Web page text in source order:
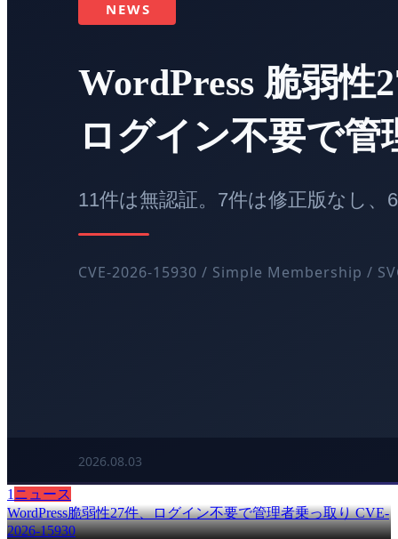
1 ニュース
WordPress脆弱性27件、ログイン不要で管理者乗っ取り CVE-
2026-15930